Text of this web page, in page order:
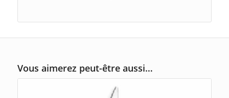
Vous aimerez peut-être aussi…